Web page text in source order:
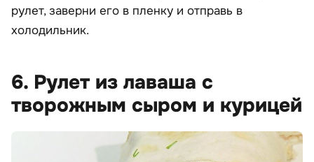
рулет, заверни его в пленку и отправь в
холодильник.
6. Рулет из лаваша с
творожным сыром и курицей